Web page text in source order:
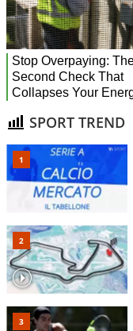
SPORT TREND